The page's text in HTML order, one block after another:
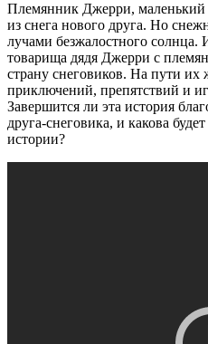
Племянник Джерри,
из снега нового друга. Но
лучами безжалостного солнца.
товарища дядя Джерри с
страну снеговиков. На пути
приключений, препятствий и
Завершится ли эта история
друга-снеговика, и какова
истории?